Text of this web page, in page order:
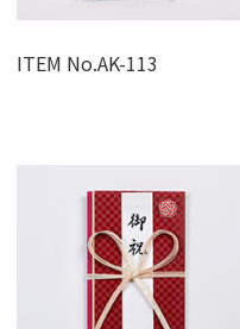
ITEM No.AK-113